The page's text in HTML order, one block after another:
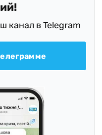
канал в Telegram